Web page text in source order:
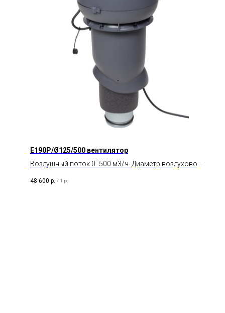
E190P/Ø125/500 вентилятор
Воздушный поток 0 -500 м3/ч. Диаметр воздуховода
48 600 р. / 1 pc